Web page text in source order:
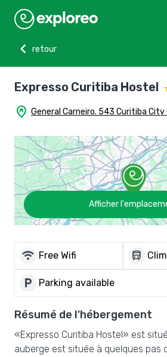
chevron_left
retour
Expresso Curitiba Hostel
home_pin General Carneiro. 543 Curitiba
Afficher
wifi Free Wifi directions_bus
local_parking Parking available
Résumé de l'hébergement
«Expresso Curitiba Hostel» est
auberge est située à quelques pas